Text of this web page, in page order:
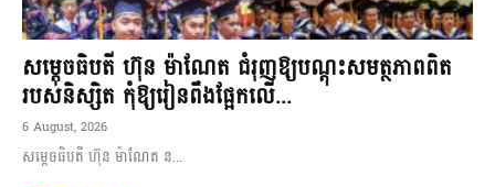
សម្តេចធិបតី ហ៊ុន ម៉ាណែត ជំរុញឱ្យបណ្តុះសមត្ថភាពពិត
របស់និស្សិត កុំឱ្យរៀនពឹងផ្អែកលើ...
6 August, 2026
សម្តេចធិបតី ហ៊ុន ម៉ាណែត ន...